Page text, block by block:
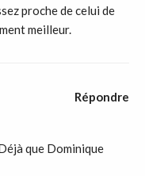
proche de celui de
meilleur.
que Dominique
Répondre